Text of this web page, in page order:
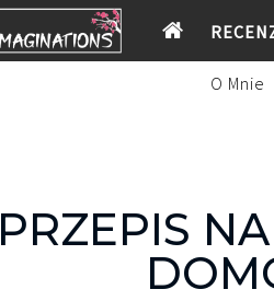
O Mnie
PRZEPIS